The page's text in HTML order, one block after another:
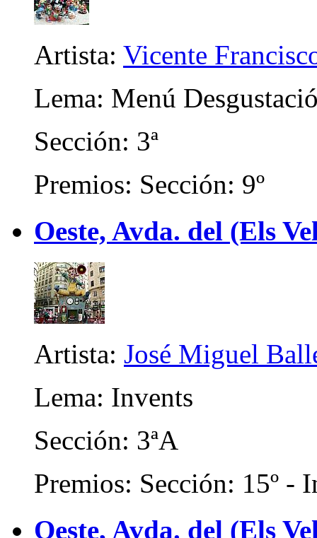
Artista: Vicente
Lema: Menú
Sección: 3ª
Premios: Sección: 9º
Oeste, Avda. del (Els
Artista: José Miguel
Lema: Invents
Sección: 3ªA
Premios: Sección: 15º -
Oeste, Avda. del (Els